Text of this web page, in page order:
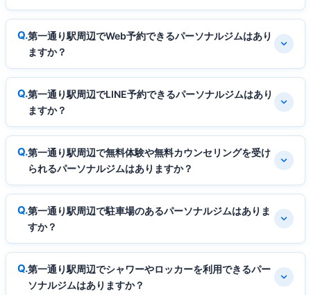
第一通り駅周辺でWeb予約できるパーソナルジムはあり
ますか？
第一通り駅周辺でLINE予約できるパーソナルジムはあり
ますか？
第一通り駅周辺で無料体験や無料カウンセリングを受け
られるパーソナルジムはありますか？
第一通り駅周辺で駐車場のあるパーソナルジムはありま
すか？
第一通り駅周辺でシャワーやロッカーを利用できるパー
ソナルジムはありますか？